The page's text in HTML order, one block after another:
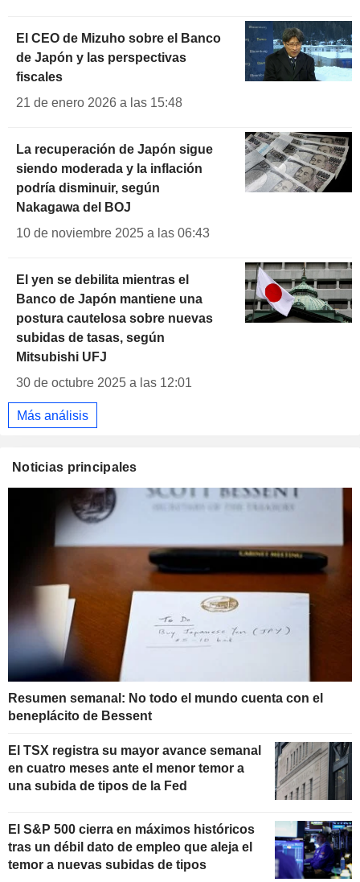
El CEO de Mizuho sobre el Banco
de Japón y las perspectivas
fiscales
21 de enero 2026 a las 15:48
La recuperación de Japón sigue
siendo moderada y la inflación
podría disminuir, según
Nakagawa del BOJ
10 de noviembre 2025 a las 06:43
El yen se debilita mientras el
Banco de Japón mantiene una
postura cautelosa sobre nuevas
subidas de tasas, según
Mitsubishi UFJ
30 de octubre 2025 a las 12:01
Más análisis
Noticias principales
Resumen semanal: No todo el mundo cuenta con el
beneplácito de Bessent
El TSX registra su mayor avance semanal
en cuatro meses ante el menor temor a
una subida de tipos de la Fed
El S&P 500 cierra en máximos históricos
tras un débil dato de empleo que aleja el
temor a nuevas subidas de tipos